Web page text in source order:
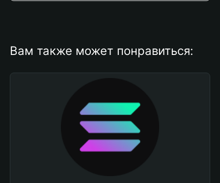
Вам также может понравиться: